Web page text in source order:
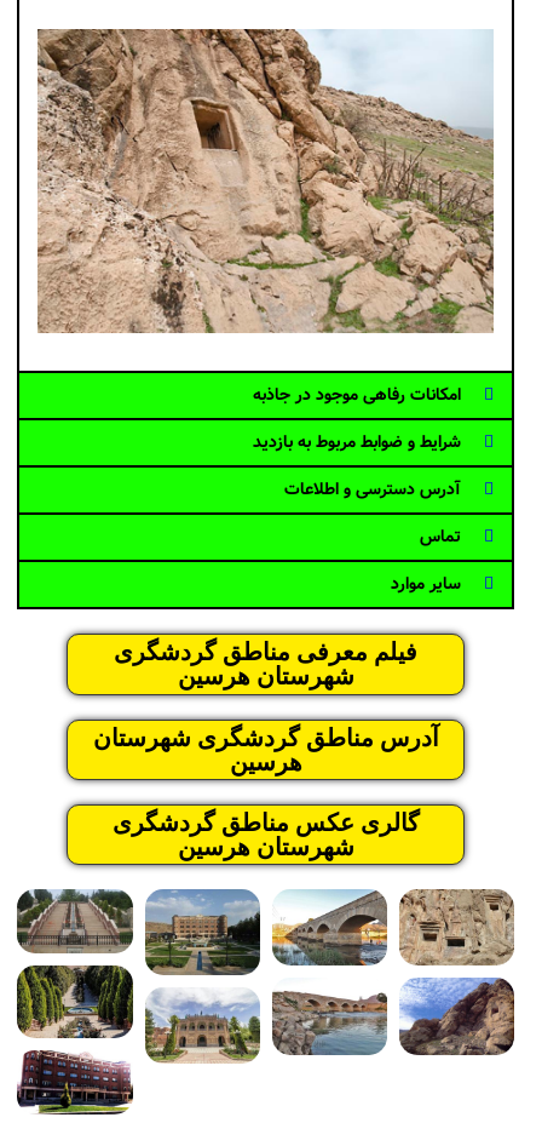
امکانات رفاهی موجود در جاذبه
شرایط و ضوابط مربوط به بازدید
آدرس دسترسی و اطلاعات
تماس
سایر موارد
فیلم معرفی مناطق گردشگری
شهرستان هرسین
آدرس مناطق گردشگری شهرستان
هرسین
گالری عکس مناطق گردشگری
شهرستان هرسین